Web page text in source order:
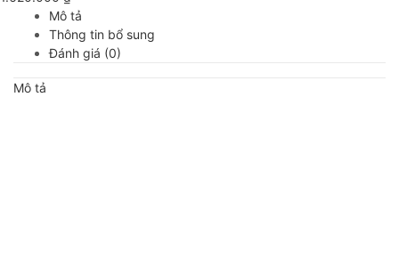
Mô tả
Thông tin bổ sung
Đánh giá (0)
Mô tả